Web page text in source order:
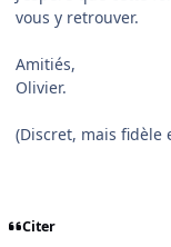
vous y retrouver.
Amitiés,
Olivier.
(Discret, mais fidèle
Citer